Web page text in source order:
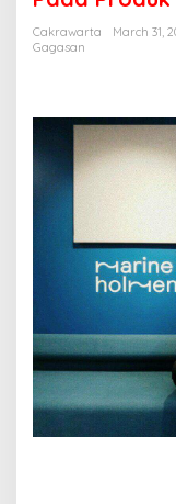
Cakrawarta
March 31,
Gagasan